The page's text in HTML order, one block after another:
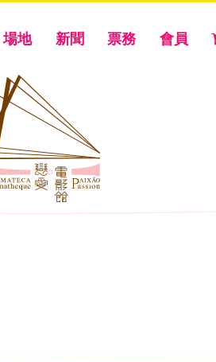
場地 新聞 票務 會員